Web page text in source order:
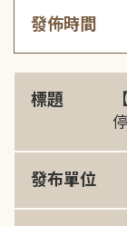
發佈時間
標題
發布單位